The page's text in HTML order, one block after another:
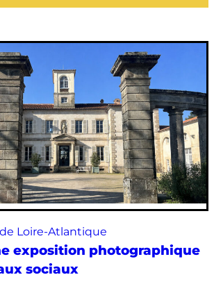
Loire-Atlantique
exposition photographique
sociaux